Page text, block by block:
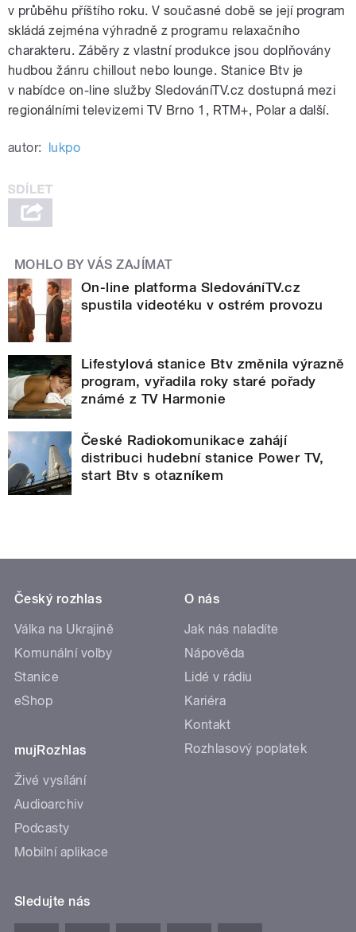
v průběhu příštího roku. V současné době se její program
skládá zejména výhradně z programu relaxačního
charakteru. Záběry z vlastní produkce jsou doplňovány
hudbou žánru chillout nebo lounge. Stanice Btv je
v nabídce on-line služby SledováníTV.cz dostupná mezi
regionálními televizemi TV Brno 1, RTM+, Polar a další.
autor: lukpo
MOHLO BY VÁS ZAJÍMAT
On-line platforma SledováníTV.cz
spustila videotéku v ostrém provozu
Lifestylová stanice Btv změnila výrazně
program, vyřadila roky staré pořady
známé z TV Harmonie
České Radiokomunikace zahájí
distribuci hudební stanice Power TV,
start Btv s otazníkem
Český rozhlas
Válka na Ukrajině
Komunální volby
Stanice
eShop
mujRozhlas
Živé vysílání
Audioarchiv
Podcasty
Mobilní aplikace
O nás
Jak nás naladíte
Nápověda
Lidé v rádiu
Kariéra
Kontakt
Rozhlasový poplatek
Sledujte nás